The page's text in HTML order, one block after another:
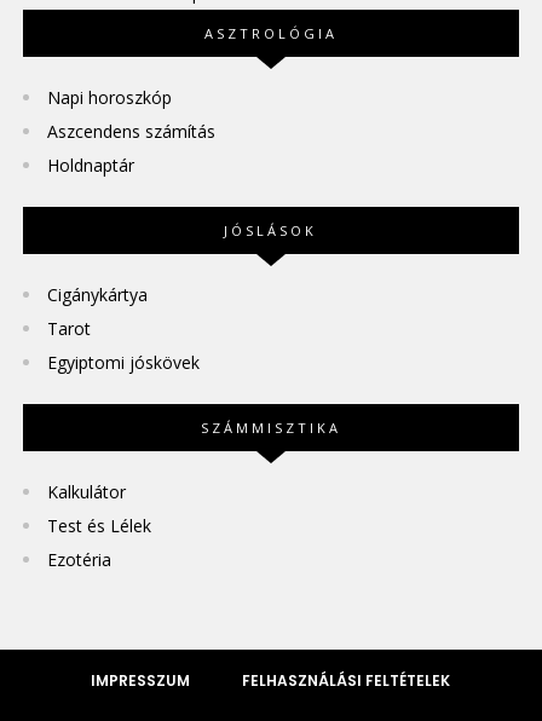
ASZTROLÓGIA
Napi horoszkóp
Aszcendens számítás
Holdnaptár
JÓSLÁSOK
Cigánykártya
Tarot
Egyiptomi jóskövek
SZÁMMISZTIKA
Kalkulátor
Test és Lélek
Ezotéria
IMPRESSZUM FELHASZNÁLÁSI FELTÉTELEK